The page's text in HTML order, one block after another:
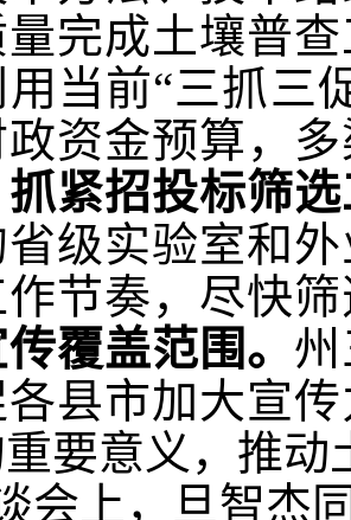
完成土壤普
当前“三抓三
资金预算，
紧招投标筛
级实验室和
节奏，尽快
覆盖范围。
县市加大宣
要意义，推
上，旦智杰同